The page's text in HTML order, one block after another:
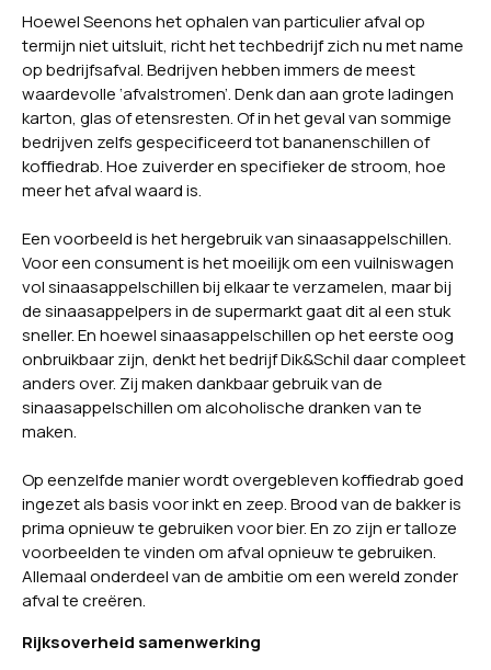
Hoewel Seenons het ophalen van particulier afval op
termijn niet uitsluit, richt het techbedrijf zich nu met name
op bedrijfsafval. Bedrijven hebben immers de meest
waardevolle ‘afvalstromen’. Denk dan aan grote ladingen
karton, glas of etensresten. Of in het geval van sommige
bedrijven zelfs gespecificeerd tot bananenschillen of
koffiedrab. Hoe zuiverder en specifieker de stroom, hoe
meer het afval waard is.
Een voorbeeld is het hergebruik van sinaasappelschillen.
Voor een consument is het moeilijk om een vuilniswagen
vol sinaasappelschillen bij elkaar te verzamelen, maar bij
de sinaasappelpers in de supermarkt gaat dit al een stuk
sneller. En hoewel sinaasappelschillen op het eerste oog
onbruikbaar zijn, denkt het bedrijf Dik&Schil daar compleet
anders over. Zij maken dankbaar gebruik van de
sinaasappelschillen om alcoholische dranken van te
maken.
Op eenzelfde manier wordt overgebleven koffiedrab goed
ingezet als basis voor inkt en zeep. Brood van de bakker is
prima opnieuw te gebruiken voor bier. En zo zijn er talloze
voorbeelden te vinden om afval opnieuw te gebruiken.
Allemaal onderdeel van de ambitie om een wereld zonder
afval te creëren.
Rijksoverheid samenwerking